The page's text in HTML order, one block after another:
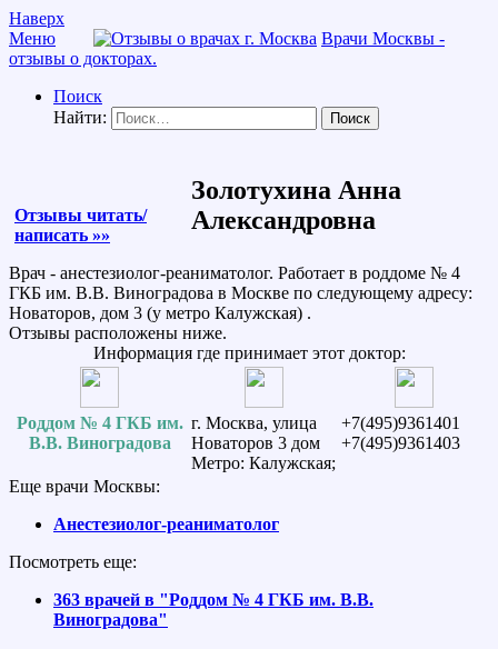
Наверх
Меню
Врачи Москвы -
отзывы о докторах.
Поиск
Найти:
Отзывы читать/
написать »»
Золотухина Анна
Александровна
Врач - анестезиолог-реаниматолог. Работает в роддоме № 4
ГКБ им. В.В. Виноградова в Москве по следующему адресу:
Новаторов, дом 3 (у метро Калужская) .
Отзывы расположены ниже.
Информация где принимает этот доктор:
Роддом № 4 ГКБ им.
В.В. Виноградова
г. Москва, улица
Новаторов 3 дом
Метро: Калужская;
+7(495)9361401
+7(495)9361403
Еще врачи Москвы:
Анестезиолог-реаниматолог
Посмотреть еще:
363 врачей в "Роддом № 4 ГКБ им. В.В.
Виноградова"